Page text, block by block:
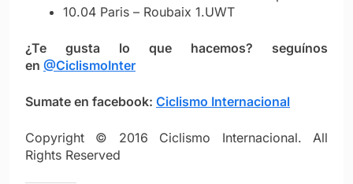
10.04 Paris – Roubaix 1.UWT
¿Te gusta lo que hacemos? seguínos
en @CiclismoInter
Sumate en facebook: Ciclismo Internacional
Copyright © 2016 Ciclismo Internacional. All
Rights Reserved